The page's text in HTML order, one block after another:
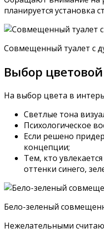
планируется установка
Совмещенный туалет с
Выбор
На выбор цвета в
Светлые тона
Психологическое
Если решено
концепции;
Тем, кто
оттенки синего,
Бело-зеленый
Нежелательными